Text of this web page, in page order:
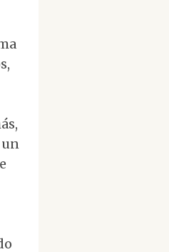
un